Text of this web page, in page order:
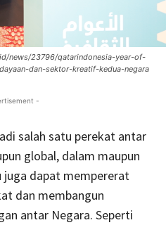
news/23796/qatarindonesia-year-of-
dan-sektor-kreatif-kedua-negara
-
salah satu perekat antar
global, dalam maupun
juga dapat mempererat
dan membangun
antar Negara. Seperti